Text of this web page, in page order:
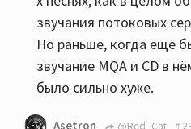
звучания потоковых
Но раньше, когда ещё
звучание MQA и CD в
было сильно хуже.
Asetron @Red_Cat